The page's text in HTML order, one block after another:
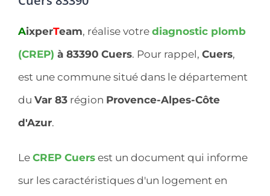
AixperTeam, réalise votre diagnostic plomb
(CREP) à 83390 Cuers. Pour rappel, Cuers,
est une commune situé dans le département
du Var 83 région Provence-Alpes-Côte
d'Azur.
Le CREP Cuers est un document qui informe
sur les caractéristiques d'un logement en